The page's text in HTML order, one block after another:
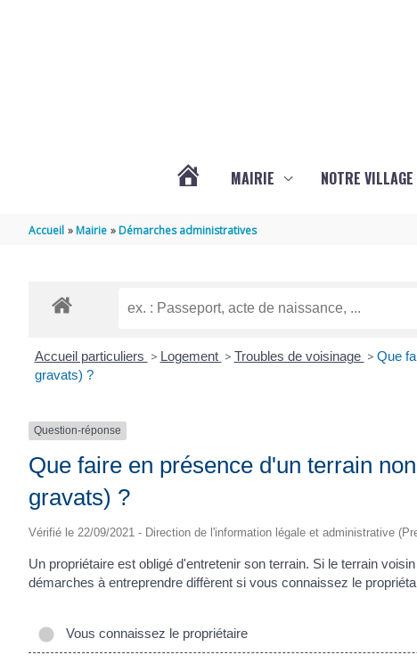
MARSILLY
MAIRIE NOTRE VILLAGE
Accueil Mairie Démarches administratives
Accueil particuliers > Logement > Troubles de voisinage > Que
gravats) ?
Question-réponse
Que faire en présence d'un terrain
gravats) ?
Vérifié le 22/09/2021 - Direction de l'information légale et administrative
Un propriétaire est obligé d'entretenir son terrain. Si le terrain
démarches à entreprendre diffèrent si vous connaissez le
Vous connaissez le propriétaire